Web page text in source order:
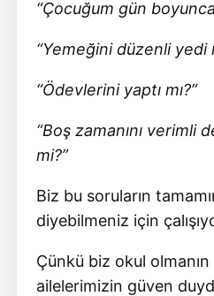
“Çocuğum gün
“Yemeğini düzenli yedi
“Ödevlerini yaptı mı?”
“Boş zamanını verimli
mi?”
Biz bu soruların
diyebilmeniz için
Çünkü biz okul
ailelerimizin güven